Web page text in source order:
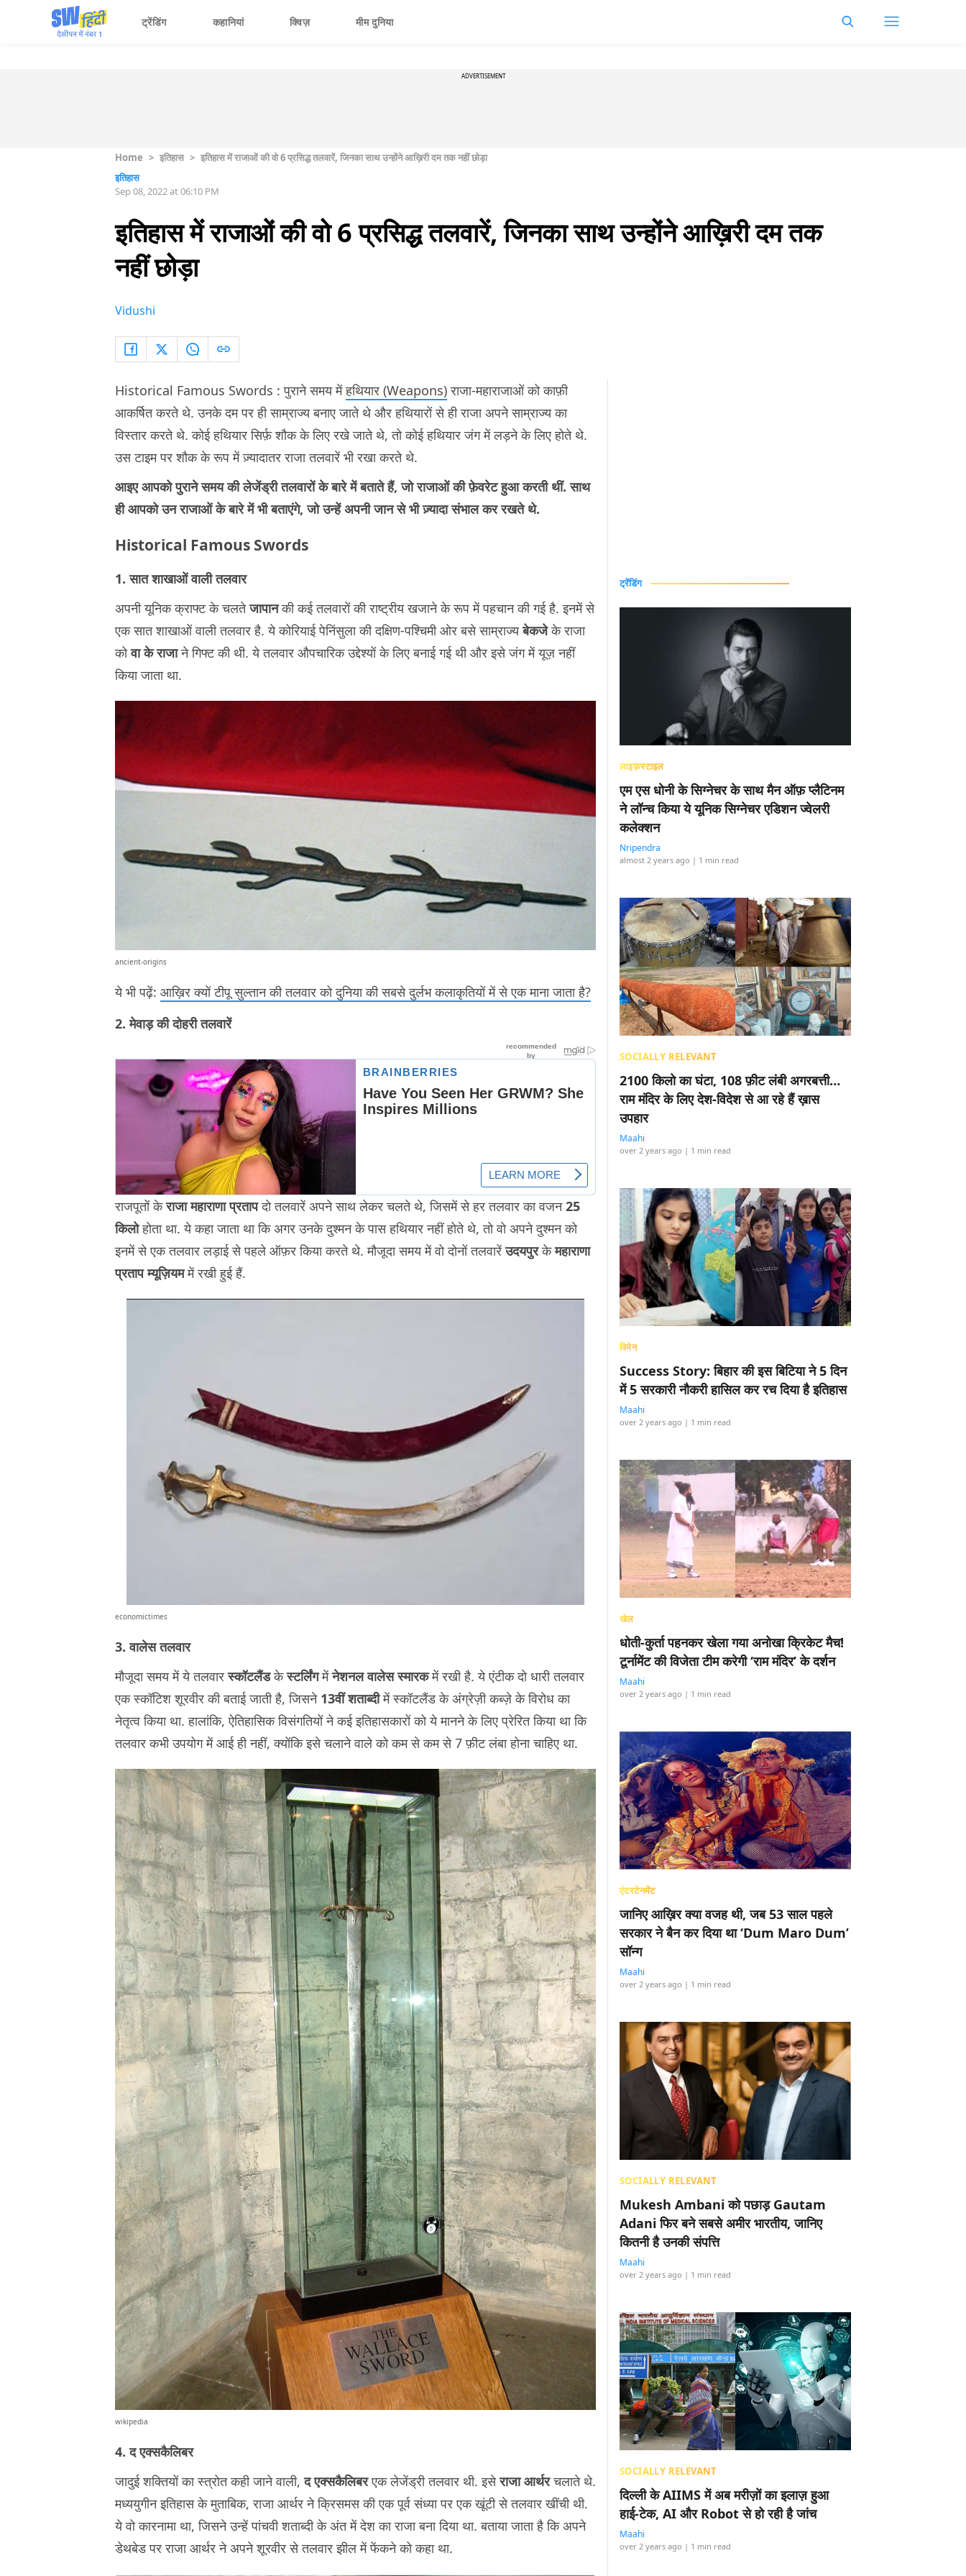
ट्रेंडिंग कहानियां क्विज़ मीम दुनिया
ADVERTISEMENT
Home > इतिहास > इतिहास में राजाओं की वो 6 प्रसिद्ध तलवारें, जिनका साथ उन्होंने आख़िरी दम तक नहीं छोड़ा
इतिहास
Sep 08, 2022 at 06:10 PM
इतिहास में राजाओं की वो 6 प्रसिद्ध तलवारें, जिनका साथ उन्होंने आख़िरी दम तक
नहीं छोड़ा
Vidushi
Historical Famous Swords : पुराने समय मेंहथियार (Weapons)राजा-महाराजाओं को काफ़ी
आकर्षित करते थे. उनके दम पर ही साम्राज्य बनाए जाते थे और हथियारों से ही राजा अपने साम्राज्य का
विस्तार करते थे. कोई हथियार सिर्फ़ शौक के लिए रखे जाते थे, तो कोई हथियार जंग में लड़ने के लिए होते थे.
उस टाइम पर शौक के रूप में ज़्यादातर राजा तलवारें भी रखा करते थे.
आइए आपको पुराने समय की लेजेंड्री तलवारों के बारे में बताते हैं, जो राजाओं की फ़ेवरेट हुआ करती थीं. साथ
ही आपको उन राजाओं के बारे में भी बताएंगे, जो उन्हें अपनी जान से भी ज़्यादा संभाल कर रखते थे.
Historical Famous Swords
1. सात शाखाओं वाली तलवार
अपनी यूनिक क्राफ्ट के चलतेजापानकी कई तलवारों की राष्ट्रीय खजाने के रूप में पहचान की गई है. इनमें से
एक सात शाखाओं वाली तलवार है. ये कोरियाई पेनिंसुला की दक्षिण-पश्चिमी ओर बसे साम्राज्यबेकजेके राजा
कोवा के राजाने गिफ्ट की थी. ये तलवार औपचारिक उद्देश्यों के लिए बनाई गई थी और इसे जंग में यूज़ नहीं
किया जाता था.
ancient-origins
ये भी पढ़ें: आख़िर क्यों टीपू सुल्तान की तलवार को दुनिया की सबसे दुर्लभ कलाकृतियों में से एक माना जाता है?
2. मेवाड़ की दोहरी तलवारें
राजपूतों केराजा महाराणा प्रतापदो तलवारें अपने साथ लेकर चलते थे, जिसमें से हर तलवार का वजन25
किलोहोता था. ये कहा जाता था कि अगर उनके दुश्मन के पास हथियार नहीं होते थे, तो वो अपने दुश्मन को
इनमें से एक तलवार लड़ाई से पहले ऑफ़र किया करते थे. मौजूदा समय में वो दोनों तलवारेंउदयपुरकेमहाराणा
प्रताप म्यूज़ियममें रखी हुई हैं.
economictimes
3. वालेस तलवार
मौजूदा समय में ये तलवारस्कॉटलैंडकेस्टर्लिंगमेंनेशनल वालेस स्मारकमें रखी है. ये एंटीक दो धारी तलवार
एक स्कॉटिश शूरवीर की बताई जाती है, जिसने 13वीं शताब्दीमें स्कॉटलैंड के अंग्रेज़ी कब्ज़े के विरोध का
नेतृत्व किया था. हालांकि, ऐतिहासिक विसंगतियों ने कई इतिहासकारों को ये मानने के लिए प्रेरित किया था कि
तलवार कभी उपयोग में आई ही नहीं, क्योंकि इसे चलाने वाले को कम से कम से 7 फ़ीट लंबा होना चाहिए था.
wikipedia
4. द एक्सकैलिबर
जादुई शक्तियों का स्त्रोत कही जाने वाली,द एक्सकैलिबरएक लेजेंड्री तलवार थी. इसेराजा आर्थरचलाते थे.
मध्ययुगीन इतिहास के मुताबिक, राजा आर्थर ने क्रिसमस की एक पूर्व संध्या पर एक खूंटी से तलवार खींची थी.
ये वो कारनामा था, जिसने उन्हें पांचवी शताब्दी के अंत में देश का राजा बना दिया था. बताया जाता है कि अपने
डेथबेड पर राजा आर्थर ने अपने शूरवीर से तलवार झील में फेंकने को कहा था.
ट्रेंडिंग
लाइफ़स्टाइल
एम एस धोनी के सिग्नेचर के साथ मैन ऑफ़ प्लैटिनम
ने लॉन्च किया ये यूनिक सिग्नेचर एडिशन ज्वेलरी
कलेक्शन
Nripendra
almost 2 years ago | 1 min read
SOCIALLY RELEVANT
2100 किलो का घंटा, 108 फ़ीट लंबी अगरबत्ती…
राम मंदिर के लिए देश-विदेश से आ रहे हैं ख़ास
उपहार
Maahi
over 2 years ago | 1 min read
विमेन
Success Story: बिहार की इस बिटिया ने 5 दिन
में 5 सरकारी नौकरी हासिल कर रच दिया है इतिहास
Maahi
over 2 years ago | 1 min read
खेल
धोती-कुर्ता पहनकर खेला गया अनोखा क्रिकेट मैच!
टूर्नामेंट की विजेता टीम करेगी ‘राम मंदिर’ के दर्शन
Maahi
over 2 years ago | 1 min read
एंटरटेनमेंट
जानिए आख़िर क्या वजह थी, जब 53 साल पहले
सरकार ने बैन कर दिया था ‘Dum Maro Dum’
सॉन्ग
Maahi
over 2 years ago | 1 min read
SOCIALLY RELEVANT
Mukesh Ambani को पछाड़ Gautam
Adani फिर बने सबसे अमीर भारतीय, जानिए
कितनी है उनकी संपत्ति
Maahi
over 2 years ago | 1 min read
SOCIALLY RELEVANT
दिल्ली के AIIMS में अब मरीज़ों का इलाज़ हुआ
हाई-टेक, AI और Robot से हो रही है जांच
Maahi
over 2 years ago | 1 min read